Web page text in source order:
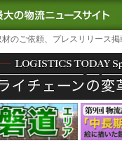
TODAY｜国内最
材のご依頼、プレスリリース